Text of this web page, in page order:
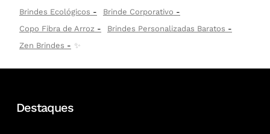
Brindes Ecológicos
Brinde Corporativo
Copo Fibra de Arroz
Brindes Personalizadas Baratos
Zen Brindes
✨
Destaques